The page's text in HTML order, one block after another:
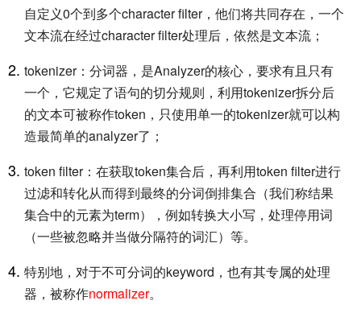
自定义0个到多个character filter，他们将共同存在，一个
文本流在经过character filter处理后，依然是文本流；
tokenizer：分词器，是Analyzer的核心，要求有且只有
一个，它规定了语句的切分规则，利用tokenizer拆分后
的文本可被称作token，只使用单一的tokenizer就可以构
造最简单的analyzer了；
token filter：在获取token集合后，再利用token filter进行
过滤和转化从而得到最终的分词倒排集合（我们称结果
集合中的元素为term），例如转换大小写，处理停用词
（一些被忽略并当做分隔符的词汇）等。
特别地，对于不可分词的keyword，也有其专属的处理
器，被称作normalizer。